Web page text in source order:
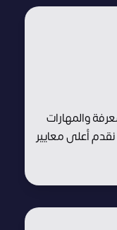
والمهارات
نقدم أعلى معايير